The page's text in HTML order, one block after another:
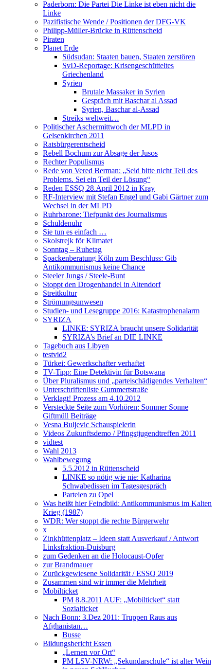
Paderborn: Die Partei Die Linke ist eben nicht die
Linke
Pazifistische Wende / Positionen der DFG-VK
Philipp-Müller-Brücke in Rüttenscheid
Piraten
Planet Erde
Südsudan: Staaten bauen, Staaten zerstören
SvD-Reportage: Krisengeschütteltes
Griechenland
Syrien
Brutale Massaker in Syrien
Gespräch mit Baschar al Assad
Syrien, Baschar al-Assad
Streiks weltweit…
Politischer Aschermittwoch der MLPD in
Gelsenkirchen 2011
Ratsbürgerentscheid
Rebell Bochum zur Absage der Jusos
Rechter Populismus
Rede von Vered Berman: „Seid bitte nicht Teil des
Problems. Sei ein Teil der Lösung“
Reden ESSQ 28.April 2012 in Kray
RF-Interview mit Stefan Engel und Gabi Gärtner zum
Wechsel in der MLPD
Ruhrbarone: Tiefpunkt des Journalismus
Schuldenuhr
Sie tun es einfach …
Skolstrejk för Klimatet
Sonntag – Ruhetag
Spackenberatung Köln zum Beschluss: Gib
Antikommunismus keine Chance
Steeler Jungs / Steele-Bunt
Stoppt den Drogenhandel in Altendorf
Streitkultur
Strömungsunwesen
Studien- und Lesegruppe 2016: Katastrophenalarm
SYRIZA
LINKE: SYRIZA braucht unsere Solidarität
SYRIZA’s Brief an DIE LINKE
Tagebuch aus Libyen
testvid2
Türkei: Gewerkschafter verhaftet
TV-Tipp: Eine Detektivin für Botswana
Über Pluralismus und „parteischädigendes Verhalten“
Unterschriftenliste Gummertstraße
Verklagt! Prozess am 4.10.2012
Versteckte Seite zum Vorhören: Sommer Sonne
Giftmüll Beiträge
Vesna Buljevic Schauspielerin
Videos Zukunftsdemo / Pfingstjugendtreffen 2011
vidtest
Wahl 2013
Wahlbewegung
5.5.2012 in Rüttenscheid
LINKE so nötig wie nie: Katharina
Schwabedissen im Tagesgespräch
Parteien zu Opel
Was heißt hier Feindbild: Antikommunismus im Kalten
Krieg (1987)
WDR: Wer stoppt die rechte Bürgerwehr
x
Zinkhüttenplatz – Ideen statt Ausverkauf / Antwort
Linksfraktion-Duisburg
zum Gedenken an die Holocaust-Opfer
zur Brandmauer
Zurückgewiesene Solidarität / ESSQ 2019
Zusammen sind wir immer die Mehrheit
Mobilticket
PM 8.8.2011 AUF: „Mobilticket“ statt
Sozialticket
Nach Bonn: 3.Dez 2011: Truppen Raus aus
Afghanistan…
Busse
Bildungsbericht Essen
„Lernen vor Ort“
PM LSV-NRW: „Sekundarschule“ ist alter Wein